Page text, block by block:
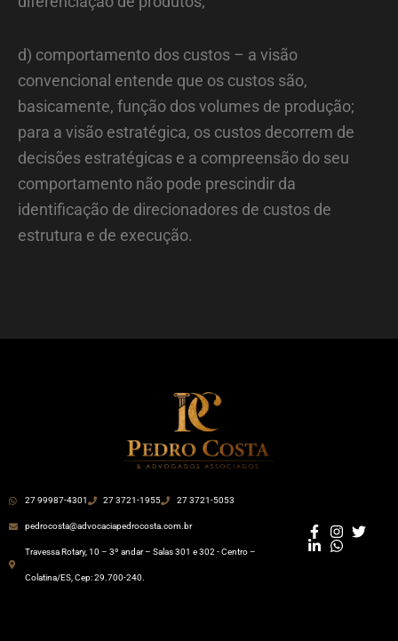
d) comportamento dos custos – a visão
convencional entende que os custos são,
basicamente, função dos volumes de produção;
para a visão estratégica, os custos decorrem de
decisões estratégicas e a compreensão do seu
comportamento não pode prescindir da
identificação de direcionadores de custos de
estrutura e de execução.
27 99987-4301 27 3721-1955 27 3721-5053
pedrocosta@advocaciapedrocosta.com.br
Travessa Rotary, 10 – 3º andar – Salas 301 e 302 - Centro –
Colatina/ES, Cep: 29.700-240.